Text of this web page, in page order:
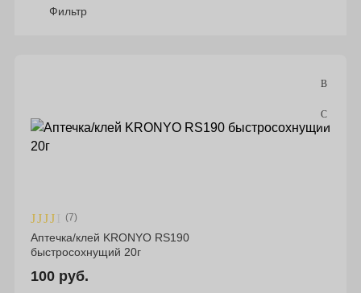
Фильтр
Материал
Бренд
(7)
Аптечка/клей KRONYO RS190
быстросохнущий 20г
100 руб.